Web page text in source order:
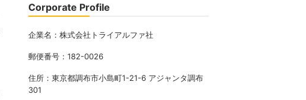
Corporate Profile
企業名：株式会社トライアルファ社
郵便番号：182-0026
住所：東京都調布市小島町1-21-6 アジャンタ調布
301